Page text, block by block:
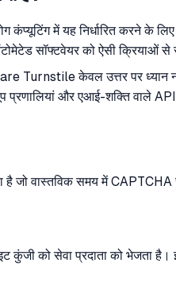
में यह निर्धारित करने के
सॉफ्टवेयर को ऐसी क्रियाओं से
Turnstile केवल उत्तर पर ध्यान
प्रणालियां और एआई-शक्ति वाले
है जो वास्तविक समय में
को सेवा प्रदाता को भेजता है।